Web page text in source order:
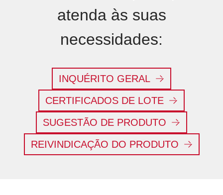
atenda às suas
necessidades:
INQUÉRITO GERAL
CERTIFICADOS DE LOTE
SUGESTÃO DE PRODUTO
REIVINDICAÇÃO DO PRODUTO